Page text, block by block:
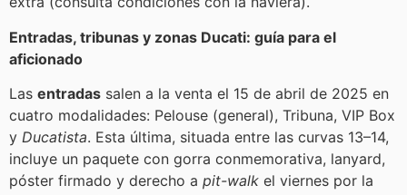
Entradas, tribunas y zonas Ducati: guía para el
aficionado
Las entradas salen a la venta el 15 de abril de 2025 en
cuatro modalidades: Pelouse (general), Tribuna, VIP Box
y Ducatista. Esta última, situada entre las curvas 13–14,
incluye un paquete con gorra conmemorativa, lanyard,
póster firmado y derecho a pit-walk el viernes por la